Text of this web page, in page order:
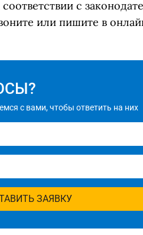
с
или пишите в
с вами, чтобы ответить на них
ЗАЯВКУ